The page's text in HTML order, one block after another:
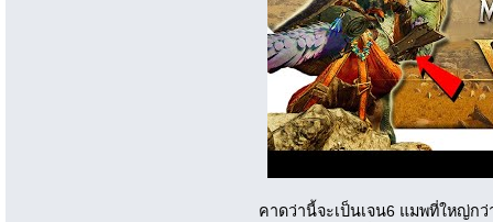
คาดว่านี้จะเป็นเจน6 แมพที่ใหญ่ก